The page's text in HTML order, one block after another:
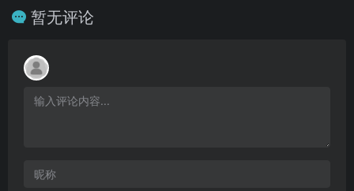
暂无评论